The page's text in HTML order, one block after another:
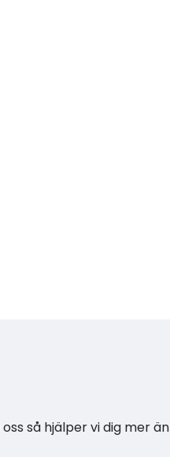
så hjälper vi dig mer än